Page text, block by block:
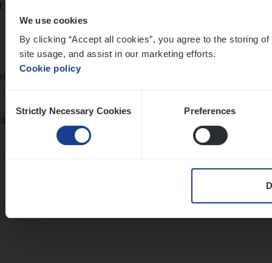
We use cookies
By clicking “Accept all cookies”, you agree to the storing
site usage, and assist in our marketing efforts.
Cookie policy
Selection
Strictly Necessary Cookies Preferences